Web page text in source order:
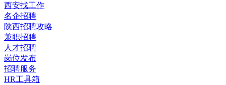
西安找工作
名企招聘
陕西招聘攻略
兼职招聘
人才招聘
岗位发布
招聘服务
HR工具箱